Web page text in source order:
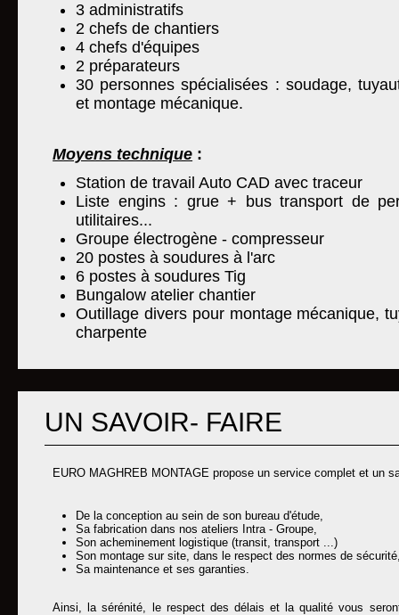
3 administratifs
2 chefs de chantiers
4 chefs d'équipes
2 préparateurs
30 personnes spécialisées : soudage,
et montage mécanique.
Moyens technique :
Station de travail Auto CAD avec traceur
Liste engins : grue + bus transport de
utilitaires...
Groupe électrogène - compresseur
20 postes à soudures à l'arc
6 postes à soudures Tig
Bungalow atelier chantier
Outillage divers pour montage mécanique,
charpente
UN SAVOIR- FAIRE
EURO MAGHREB MONTAGE propose un service complet et un
De la conception au sein de son bureau d'étude,
Sa fabrication dans nos ateliers Intra - Groupe,
Son acheminement logistique (transit, transport ...)
Son montage sur site, dans le respect des normes de
Sa maintenance et ses garanties.
Ainsi, la sérénité, le respect des délais et la qualité vous